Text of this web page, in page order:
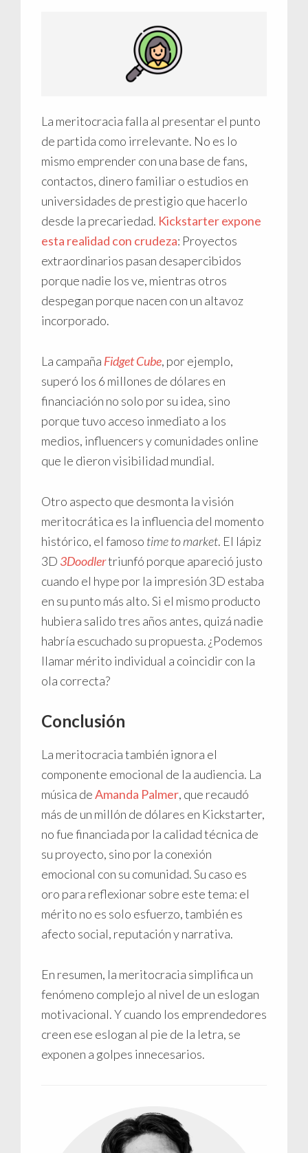
La meritocracia falla al presentar el punto
de partida como irrelevante. No es lo
mismo emprender con una base de fans,
contactos, dinero familiar o estudios en
universidades de prestigio que hacerlo
desde la precariedad. Kickstarter expone
esta realidad con crudeza: Proyectos
extraordinarios pasan desapercibidos
porque nadie los ve, mientras otros
despegan porque nacen con un altavoz
incorporado.
La campaña Fidget Cube, por ejemplo,
superó los 6 millones de dólares en
financiación no solo por su idea, sino
porque tuvo acceso inmediato a los
medios, influencers y comunidades online
que le dieron visibilidad mundial.
Otro aspecto que desmonta la visión
meritocrática es la influencia del momento
histórico, el famoso time to market. El lápiz
3D 3Doodlertriunfó porque apareció justo
cuando el hype por la impresión 3D estaba
en su punto más alto. Si el mismo producto
hubiera salido tres años antes, quizá nadie
habría escuchado su propuesta. ¿Podemos
llamar mérito individual a coincidir con la
ola correcta?
Conclusión
La meritocracia también ignora el
componente emocional de la audiencia. La
música deAmanda Palmer, que recaudó
más de un millón de dólares en Kickstarter,
no fue financiada por la calidad técnica de
su proyecto, sino por la conexión
emocional con su comunidad. Su caso es
oro para reflexionar sobre este tema: el
mérito no es solo esfuerzo, también es
afecto social, reputación y narrativa.
En resumen, la meritocracia simplifica un
fenómeno complejo al nivel de un eslogan
motivacional. Y cuando los emprendedores
creen ese eslogan al pie de la letra, se
exponen a golpes innecesarios.